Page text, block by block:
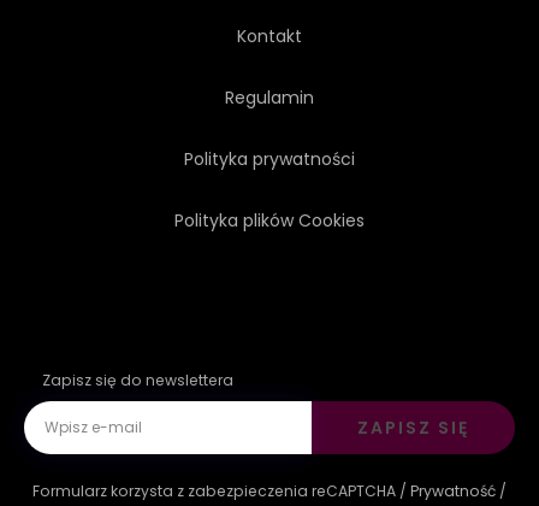
Kontakt
Regulamin
Polityka prywatności
Polityka plików Cookies
Zapisz się do newslettera
ZAPISZ SIĘ
Formularz korzysta z zabezpieczenia reCAPTCHA / Prywatność /